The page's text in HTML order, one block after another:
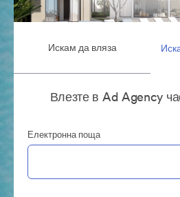
Искам да вляза
Влезте в Ad Agency
Електронна поща